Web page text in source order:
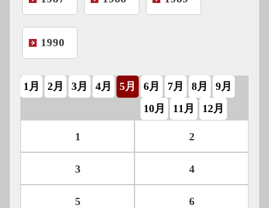
1990
1月 2月 3月 4月 5月 6月 7月 8月
9月
10月
11月 12月
1 2
3 4
5 6